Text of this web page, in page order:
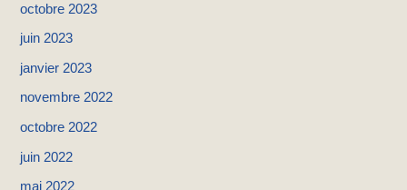
octobre 2023
juin 2023
janvier 2023
novembre 2022
octobre 2022
juin 2022
mai 2022